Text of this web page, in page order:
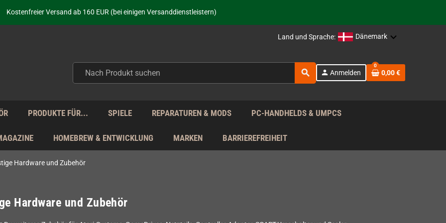
Kostenfreier Versand ab 160 EUR (bei einigen Versanddienstleistern)
Seit über 20 Jahren Deine Anlaufstelle für neue Retro-Hardware!
Täglicher Versand Mo - Fr aus Deutschland - zollfrei innerhalb der EU!
Land und Sprache: Dänemark
search person Anmelden
0
0,00 €
PRODUKTE FÜR... SPIELE REPARATUREN & MODS PC-HANDHELDS & UMPCS
HOMEBREW & ENTWICKLUNG MARKEN BARRIEREFREIHEIT
Hardware und Zubehör
Hardware und Zubehör